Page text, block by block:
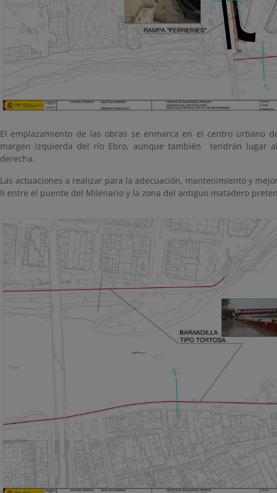
El emplazamiento de las obras se enmarca en el centro urbano
margen izquierda del río Ebro, aunque también tendrán lugar
derecha.
Las actuaciones a realizar para la adecuación, mantenimiento y
II entre el puente del Milenario y la zona del antiguo matadero